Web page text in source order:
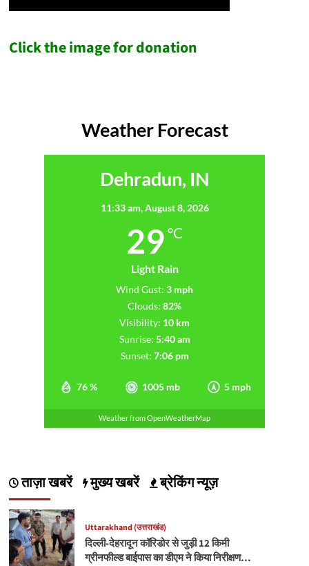
Click the image for donation
Weather Forecast
Dehradun, IN
11:33 am,August 8, 2026
29 °C
Light Rain
76 % 1005 mb 5 mph
Wind Gust: 3 mph
Clouds: 82%
Visibility: 10 km
Sunrise: 5:40 am
Sunset: 7:06 pm
Weather from OpenWeatherMap
ताज़ा खबरें मुख्य खबरें ब्रेकिंग न्यूज़
Uttarakhand (उत्तराखंड)
दिल्ली-देहरादून कॉरिडोर से जुड़ी 12 किमी
ग्रीनफील्ड बाईपास का डीएम ने किया निरीक्षण…